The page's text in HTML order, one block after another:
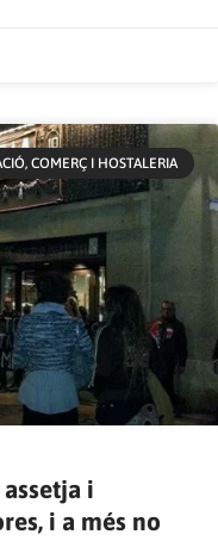
COMERÇ I HOSTALERIA
i
i a més no